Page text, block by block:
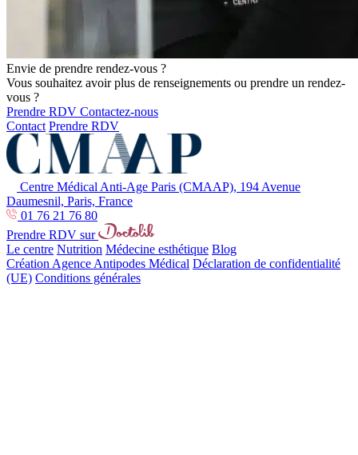
Envie de prendre rendez-vous ?
Vous souhaitez avoir plus de renseignements ou prendre un rendez-
vous ?
Prendre RDV Contactez-nous
Contact Prendre RDV
Centre Médical Anti-Age Paris (CMAAP), 194 Avenue
Daumesnil, Paris, France
01 76 21 76 80
Prendre RDV sur
Le centre Nutrition Médecine esthétique Blog
Création Agence Antipodes Médical Déclaration de confidentialité
(UE) Conditions générales